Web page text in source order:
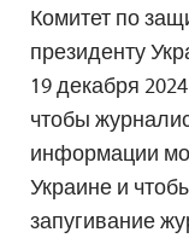
Комитет по
президенту
19 декабря
чтобы
информации
Украине и
запугивание